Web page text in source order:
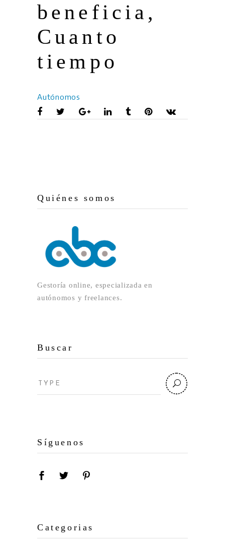
beneficia,
Cuanto
tiempo
Autónomos
Quiénes somos
Gestoría online, especializada en
autónomos y freelances.
Buscar
Search
Síguenos
Categorias